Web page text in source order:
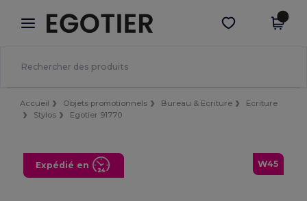
× Appli Egotier
Meilleurs prix sur l’app !
Obtenir l'appli
Accueil Objets promotionnels Bureau & Ecriture
Ecriture
Stylos
Egotier 91770
W45
Expédié en